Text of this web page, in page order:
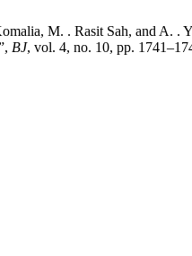
M. . Rasit Sah, and
BJ, vol. 4, no. 10, pp.